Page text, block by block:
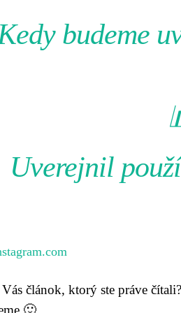
budeme
Uverejnil
článok, ktorý ste práve
🙂